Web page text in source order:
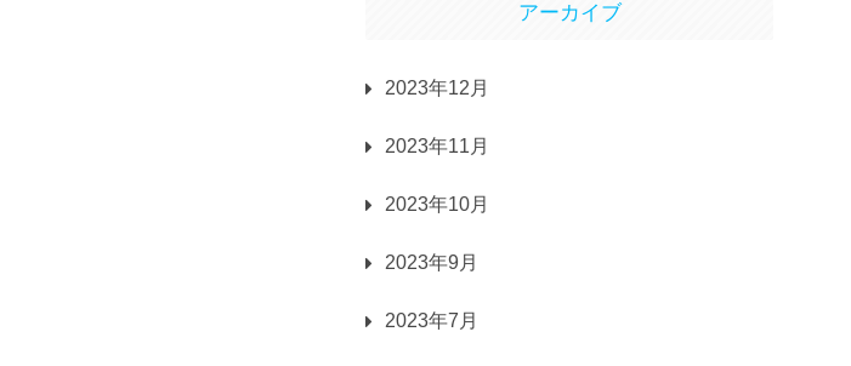
アーカイブ
2023年12月
2023年11月
2023年10月
2023年9月
2023年7月